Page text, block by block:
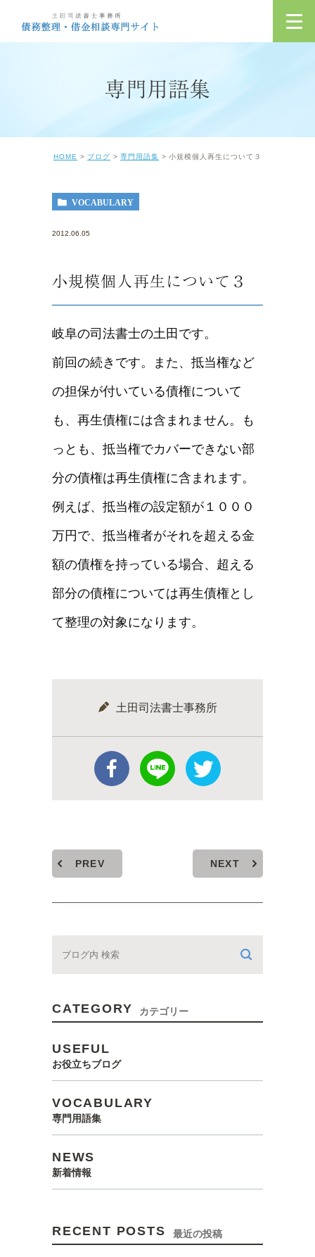
専門用語集
HOME ブログ 専門用語集 小規模個人再生について３
VOCABULARY
2012.06.05
小規模個人再生について３
岐阜の司法書士の土田です。
前回の続きです。また、抵当権など
の担保が付いている債権について
も、再生債権には含まれません。も
っとも、抵当権でカバーできない部
分の債権は再生債権に含まれます。
例えば、抵当権の設定額が１０００
万円で、抵当権者がそれを超える金
額の債権を持っている場合、超える
部分の債権については再生債権とし
て整理の対象になります。
土田司法書士事務所
PREV NEXT
CATEGORY カテゴリー
USEFUL
お役立ちブログ
VOCABULARY
専門用語集
NEWS
新着情報
RECENT POSTS 最近の投稿